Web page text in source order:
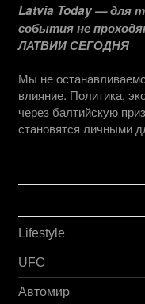
Latvia Today — для
события не
ЛАТВИИ СЕГОДНЯ
Мы не
влияние. Политика,
через балтийскую
становятся личными
Lifestyle
UFC
Автомир